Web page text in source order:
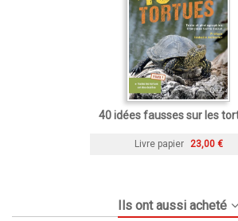
40 idées fausses sur les
Livre papier 23,00 €
Ils ont aussi acheté